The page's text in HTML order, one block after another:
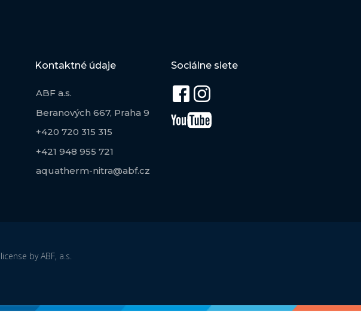
Kontaktné údaje
ABF a.s.
Beranových 667, Praha 9
+420 720 315 315
+421 948 955 721
aquatherm-nitra@abf.cz
Sociálne siete
by ABF, a.s.